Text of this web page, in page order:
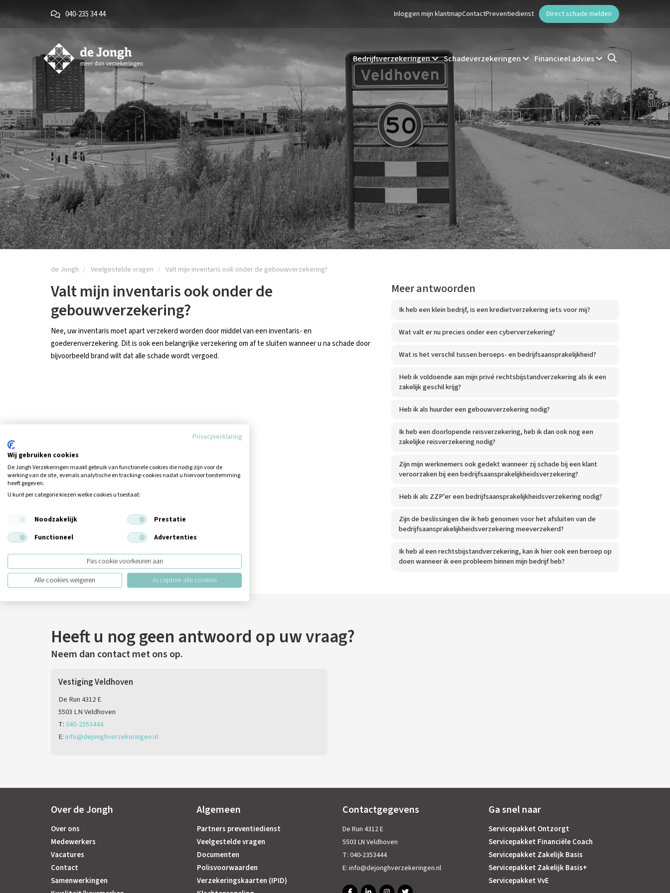
040-235 34 44 Inloggen mijn klantmapContactPreventiedienst Direct schade melden
Bedrijfsverzekeringen Schadeverzekeringen Financieel advies
de Jongh Veelgestelde vragen Valt mijn inventaris ook onder de gebouwverzekering?
Valt mijn inventaris ook onder de
gebouwverzekering?
Nee, uw inventaris moet apart verzekerd worden door middel van een inventaris- en
goederenverzekering. Dit is ook een belangrijke verzekering om af te sluiten wanneer u na schade door
bijvoorbeeld brand wilt dat alle schade wordt vergoed.
Meer antwoorden
Ik heb een klein bedrijf, is een kredietverzekering iets voor mij?
Wat valt er nu precies onder een cyberverzekering?
Wat is het verschil tussen beroeps- en bedrijfsaansprakelijkheid?
Heb ik voldoende aan mijn privé rechtsbijstandverzekering als ik een
zakelijk geschil krijg?
Heb ik als huurder een gebouwverzekering nodig?
Ik heb een doorlopende reisverzekering, heb ik dan ook nog een
zakelijke reisverzekering nodig?
Zijn mijn werknemers ook gedekt wanneer zij schade bij een klant
veroorzaken bij een bedrijfsaansprakelijkheidsverzekering?
Heb ik als ZZP'er een bedrijfsaansprakelijkheidsverzekering nodig?
Zijn de beslissingen die ik heb genomen voor het afsluiten van de
bedrijfsaansprakelijkheidsverzekering meeverzekerd?
Ik heb al een rechtsbijstandverzekering, kan ik hier ook een beroep op
doen wanneer ik een probleem binnen mijn bedrijf heb?
Heeft u nog geen antwoord op uw vraag?
Neem dan contact met ons op.
Vestiging Veldhoven
De Run 4312 E
5503 LN Veldhoven
T:040-2353444
E:info@dejonghverzekeringen.nl
Over de Jongh
Over ons
Medewerkers
Vacatures
Contact
Samenwerkingen
Algemeen
Partners preventiedienst
Veelgestelde vragen
Documenten
Polisvoorwaarden
Verzekeringskaarten (IPID)
Contactgegevens
De Run 4312 E
5503 LN Veldhoven
T: 040-2353444
E: info@dejonghverzekeringen.nl
Ga snel naar
Servicepakket Ontzorgt
Servicepakket Financiële Coach
Servicepakket Zakelijk Basis
Servicepakket Zakelijk Basis+
Servicepakket VvE
Privacyverklaring
Wij gebruiken cookies
De Jongh Verzekeringen maakt gebruik van functionele cookies die nodig zijn voor de
werking van de site, evenals analytische en tracking‑cookies nadat u hiervoor toestemming
heeft gegeven.
U kunt per categorie kiezen welke cookies u toestaat:
Noodzakelijk
Prestatie
Functioneel
Advertenties
Pas cookie voorkeuren aan
Alle cookies weigeren
Accepteer alle cookies